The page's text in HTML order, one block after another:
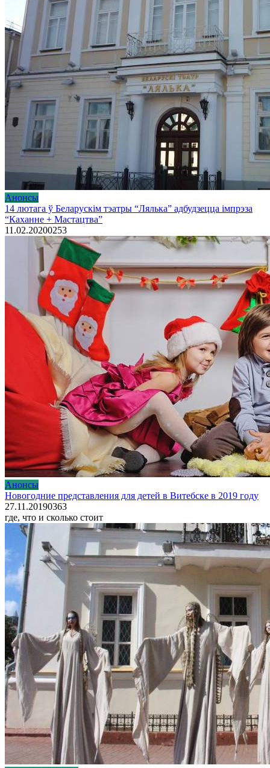
Анонсы
14 лютага ў Беларускім тэатры “Лялька” адбудзецца імпрэза
“Каханне + Мастацтва”
11.02.20200253
Анонсы
Новогодние представления для детей в Витебске в 2019 году
27.11.20190363
где, что и сколько стоит